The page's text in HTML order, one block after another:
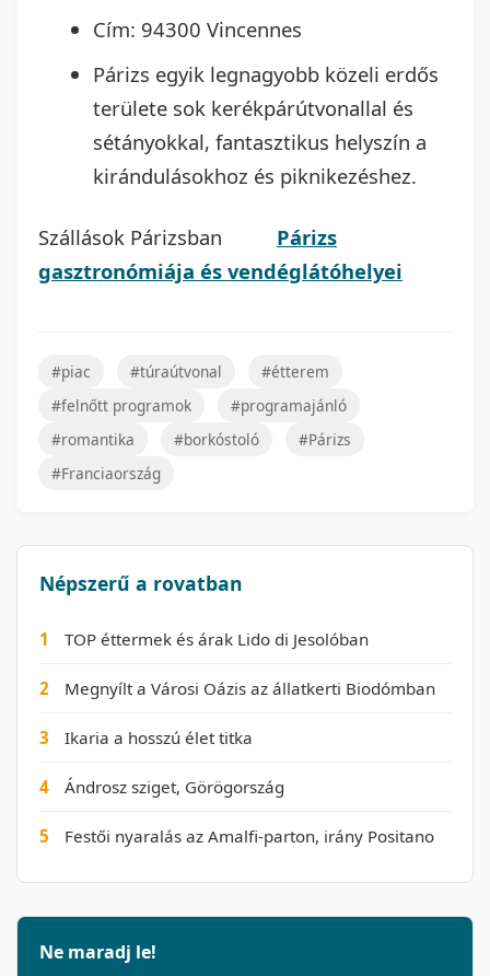
Cím: 94300 Vincennes
Párizs egyik legnagyobb közeli erdős
területe sok kerékpárútvonallal és
sétányokkal, fantasztikus helyszín a
kirándulásokhoz és piknikezéshez.
Szállások Párizsban Párizs
gasztronómiája és vendéglátóhelyei
#piac #túraútvonal
#étterem
#felnőtt programok
#programajánló
#romantika
#borkóstoló
#Párizs
#Franciaország
Népszerű a rovatban
1 TOP éttermek és árak Lido di Jesolóban
2 Megnyílt a Városi Oázis az állatkerti Biodómban
3 Ikaria a hosszú élet titka
4 Ándrosz sziget, Görögország
5 Festői nyaralás az Amalfi-parton, irány Positano
Ne maradj le!